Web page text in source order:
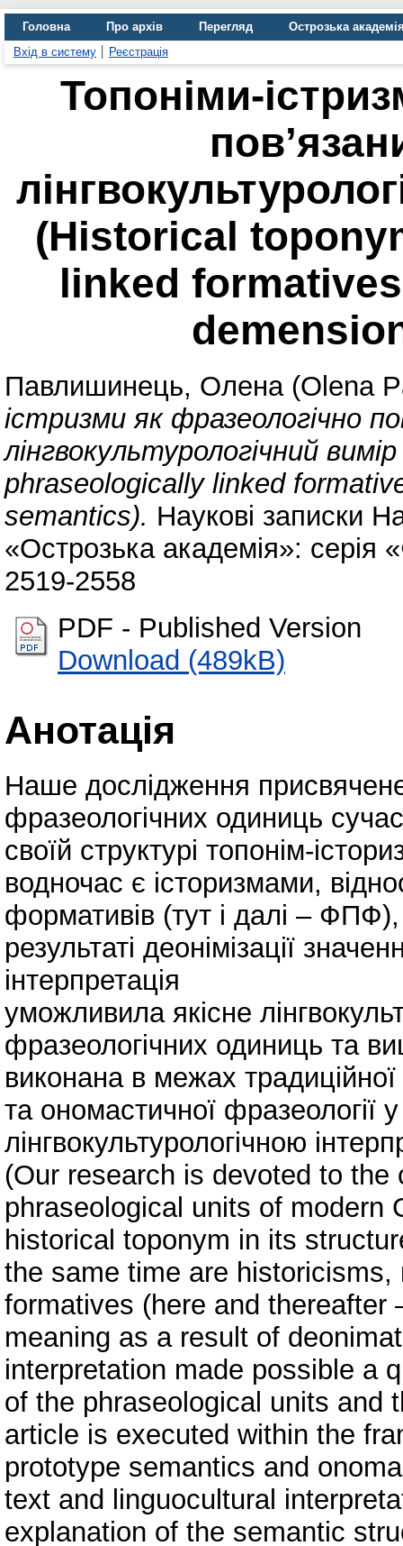
Головна Про архів Перегляд
Острозька
Вхід в систему
Реєстрація
Топоніми-
(Historical
linked
Павлишинець, Олена (Olena
істризми як фразеологічно
лінгвокультурологічний
phraseologically linked
semantics). Наукові записки
«Острозька академія»: серія
2519-2558
PDF - Published Version
Download (489kB)
Анотація
Наше дослідження
фразеологічних одиниць
своїй структурі топонім-
водночас є історизмами,
формативів (тут і далі – ФПФ),
результаті деонімізації
інтерпретація
уможливила якісне
фразеологічних одиниць та
виконана в межах
та ономастичної фразеології
лінгвокультурологічною
(Our research is devoted to
phraseological units of modern
historical toponym in its
the same time are
formatives (here and thereafter
meaning as a result of
interpretation made possible a
of the phraseological units and
article is executed within the
prototype semantics and
text and linguocultural
explanation of the semantic